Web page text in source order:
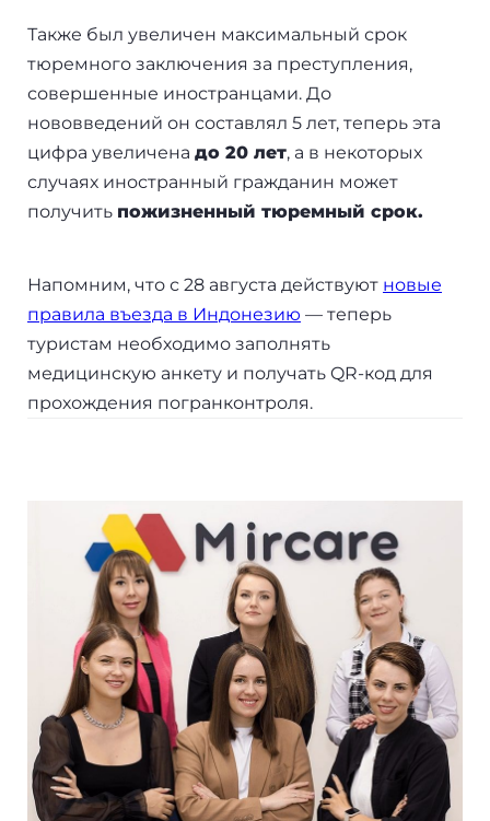
Также был увеличен максимальный срок
тюремного заключения за преступления,
совершенные иностранцами. До
нововведений он составлял 5 лет, теперь эта
цифра увеличена до 20 лет, а в некоторых
случаях иностранный гражданин может
получить пожизненный тюремный срок.
Напомним, что с 28 августа действуют новые
правила въезда в Индонезию — теперь
туристам необходимо заполнять
медицинскую анкету и получать QR-код для
прохождения погранконтроля.
Парагвай
Другие страны
ОАЭ
Бали
+7(499)938-68-05